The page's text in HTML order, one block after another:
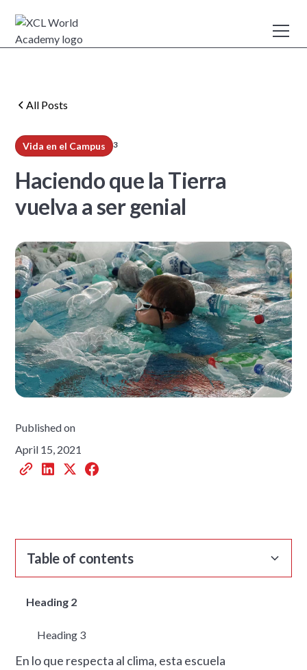
All Posts
Vida en el Campus 3
Haciendo que la Tierra
vuelva a ser genial
Published on
April 15, 2021
Table of contents
Heading 2
Heading 3
En lo que respecta al clima, esta escuela